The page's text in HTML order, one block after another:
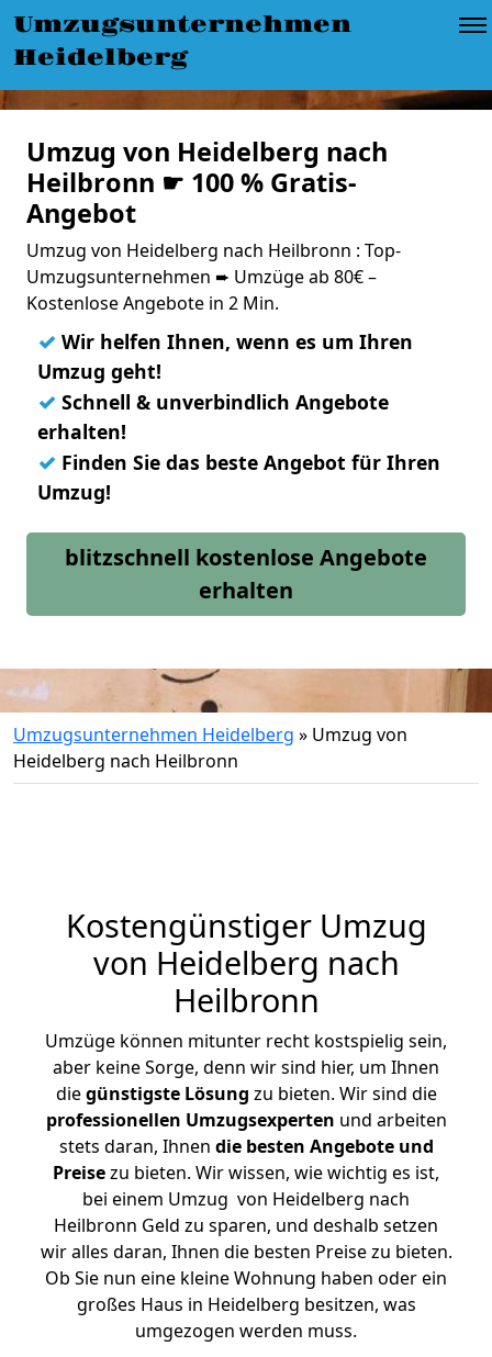
Umzugsunternehmen
Heidelberg
Umzug von Heidelberg nach
Heilbronn ☛ 100 % Gratis-
Angebot
Umzug von Heidelberg nach Heilbronn : Top-
Umzugsunternehmen ➨ Umzüge ab 80€ –
Kostenlose Angebote in 2 Min.
✓ Wir helfen Ihnen, wenn es um Ihren
Umzug geht!
✓ Schnell & unverbindlich Angebote
erhalten!
✓ Finden Sie das beste Angebot für Ihren
Umzug!
blitzschnell kostenlose Angebote
erhalten
Umzugsunternehmen Heidelberg » Umzug von
Heidelberg nach Heilbronn
Kostengünstiger Umzug
von Heidelberg nach
Heilbronn
Umzüge können mitunter recht kostspielig sein,
aber keine Sorge, denn wir sind hier, um Ihnen
diegünstigste Lösung zu bieten. Wir sind die
professionellen Umzugsexperten und arbeiten
stets daran, Ihnen die besten Angebote und
Preisezu bieten. Wir wissen, wie wichtig es ist,
bei einem Umzug von Heidelberg nach
Heilbronn Geld zu sparen, und deshalb setzen
wir alles daran, Ihnen die besten Preise zu bieten.
Ob Sie nun eine kleine Wohnung haben oder ein
großes Haus in Heidelberg besitzen, was
umgezogen werden muss.